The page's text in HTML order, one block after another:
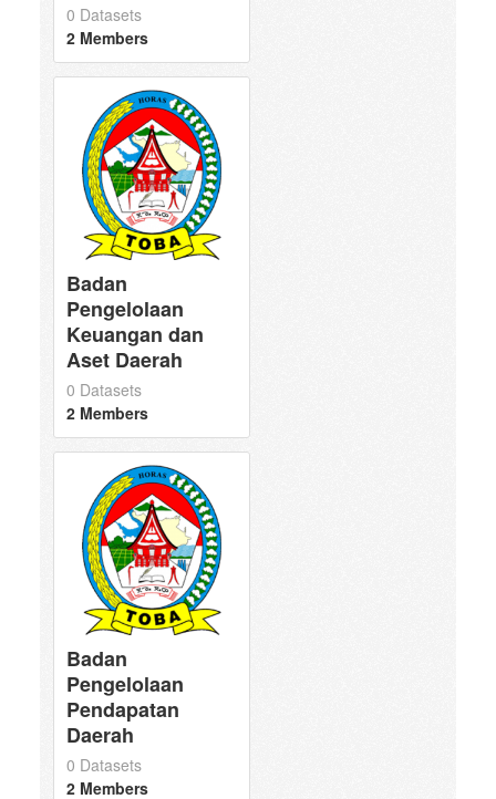
0 Datasets
2 Members
Badan
Pengelolaan
Keuangan dan
Aset Daerah
0 Datasets
2 Members
Badan
Pengelolaan
Pendapatan
Daerah
0 Datasets
2 Members